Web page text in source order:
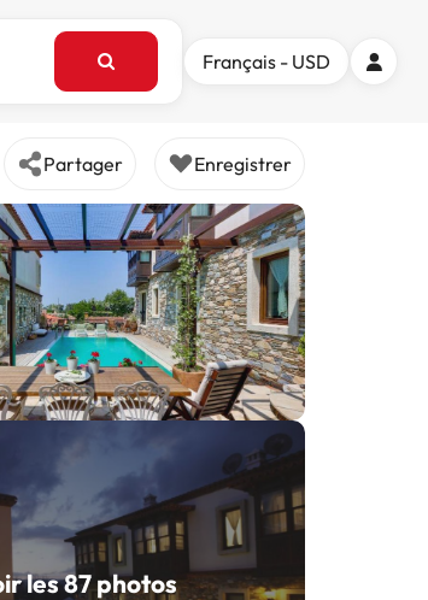
Français - USD
Partager Enregistrer
les 87 photos